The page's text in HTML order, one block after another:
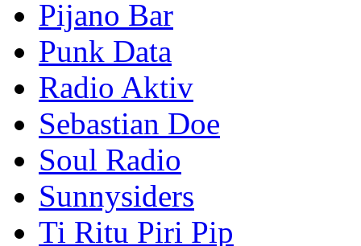
Pijano Bar
Punk Data
Radio Aktiv
Sebastian Doe
Soul Radio
Sunnysiders
Ti Ritu Piri Pip